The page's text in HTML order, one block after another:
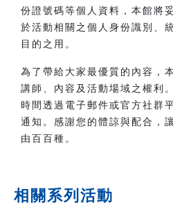
份證號碼等個人資料，本館將
於活動相關之個人身份識別、
目的之用。
為了帶給大家最優質的內容，
講師、內容及活動場域之權利
時間透過電子郵件或官方社群
通知。感謝您的體諒與配合，
由百百種。
相關系列活動